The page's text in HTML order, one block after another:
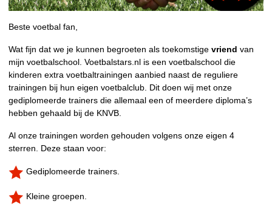
Beste voetbal fan,
Wat fijn dat we je kunnen begroeten als toekomstige vriend van
mijn voetbalschool. Voetbalstars.nl is een voetbalschool die
kinderen extra voetbaltrainingen aanbied naast de reguliere
trainingen bij hun eigen voetbalclub. Dit doen wij met onze
gediplomeerde trainers die allemaal een of meerdere diploma’s
hebben gehaald bij de KNVB.
Al onze trainingen worden gehouden volgens onze eigen 4
sterren. Deze staan voor:
Gediplomeerde trainers.
Kleine groepen.